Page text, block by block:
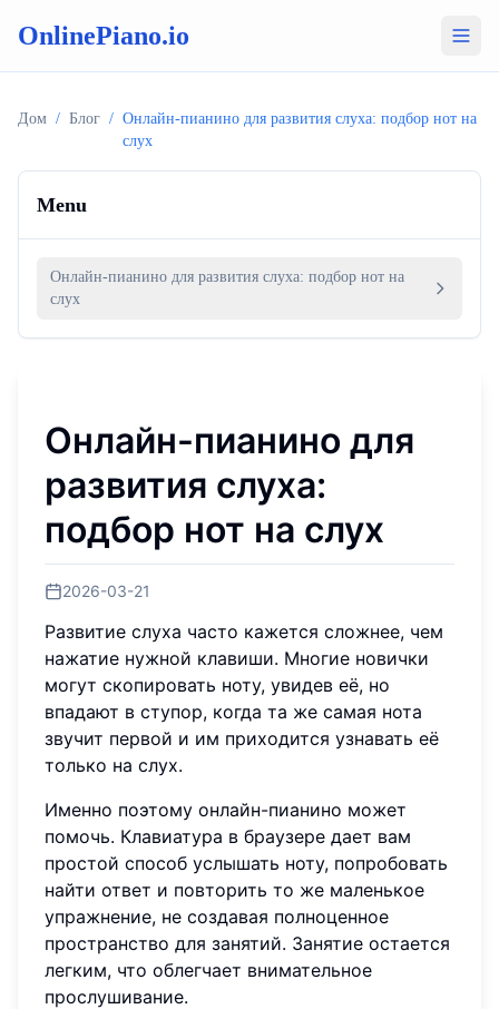
OnlinePiano.io
Дом / Блог / Онлайн-пианино для развития слуха: подбор нот на
слух
Menu
Онлайн-пианино для развития слуха: подбор нот на
слух
Онлайн-пианино для
развития слуха:
подбор нот на слух
2026-03-21
Развитие слуха часто кажется сложнее, чем
нажатие нужной клавиши. Многие новички
могут скопировать ноту, увидев её, но
впадают в ступор, когда та же самая нота
звучит первой и им приходится узнавать её
только на слух.
Именно поэтому онлайн-пианино может
помочь. Клавиатура в браузере дает вам
простой способ услышать ноту, попробовать
найти ответ и повторить то же маленькое
упражнение, не создавая полноценное
пространство для занятий. Занятие остается
легким, что облегчает внимательное
прослушивание.